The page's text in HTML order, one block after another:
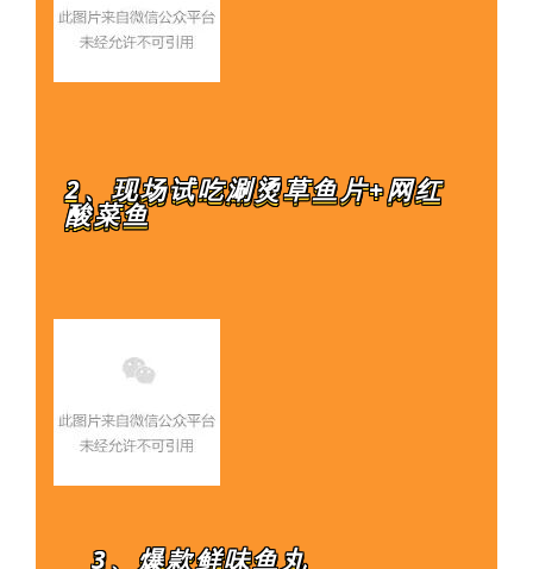
2、现场试吃涮烫草鱼片+网红
酸菜鱼
3、爆款鲜味鱼丸